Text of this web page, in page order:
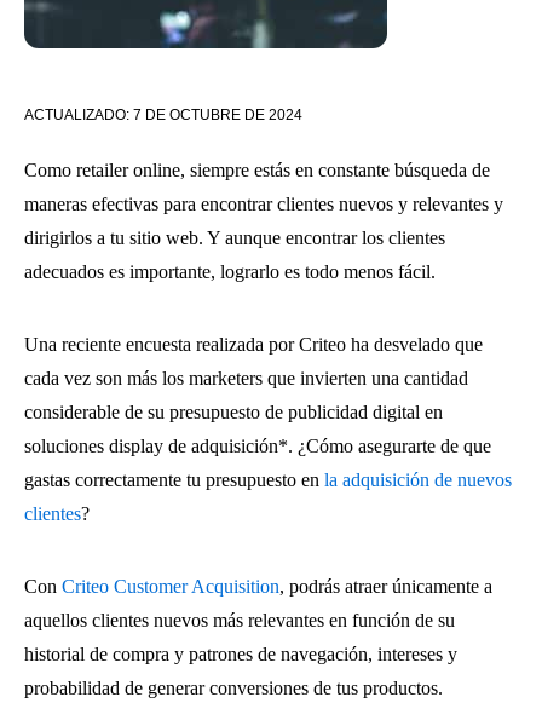
ACTUALIZADO: 7 DE OCTUBRE DE 2024
Como retailer online, siempre estás en constante búsqueda de
maneras efectivas para encontrar clientes nuevos y relevantes y
dirigirlos a tu sitio web. Y aunque encontrar los clientes
adecuados es importante, lograrlo es todo menos fácil.
Una reciente encuesta realizada por Criteo ha desvelado que
cada vez son más los marketers que invierten una cantidad
considerable de su presupuesto de publicidad digital en
soluciones display de adquisición*. ¿Cómo asegurarte de que
gastas correctamente tu presupuesto en la adquisición de nuevos
clientes?
Con Criteo Customer Acquisition, podrás atraer únicamente a
aquellos clientes nuevos más relevantes en función de su
historial de compra y patrones de navegación, intereses y
probabilidad de generar conversiones de tus productos.